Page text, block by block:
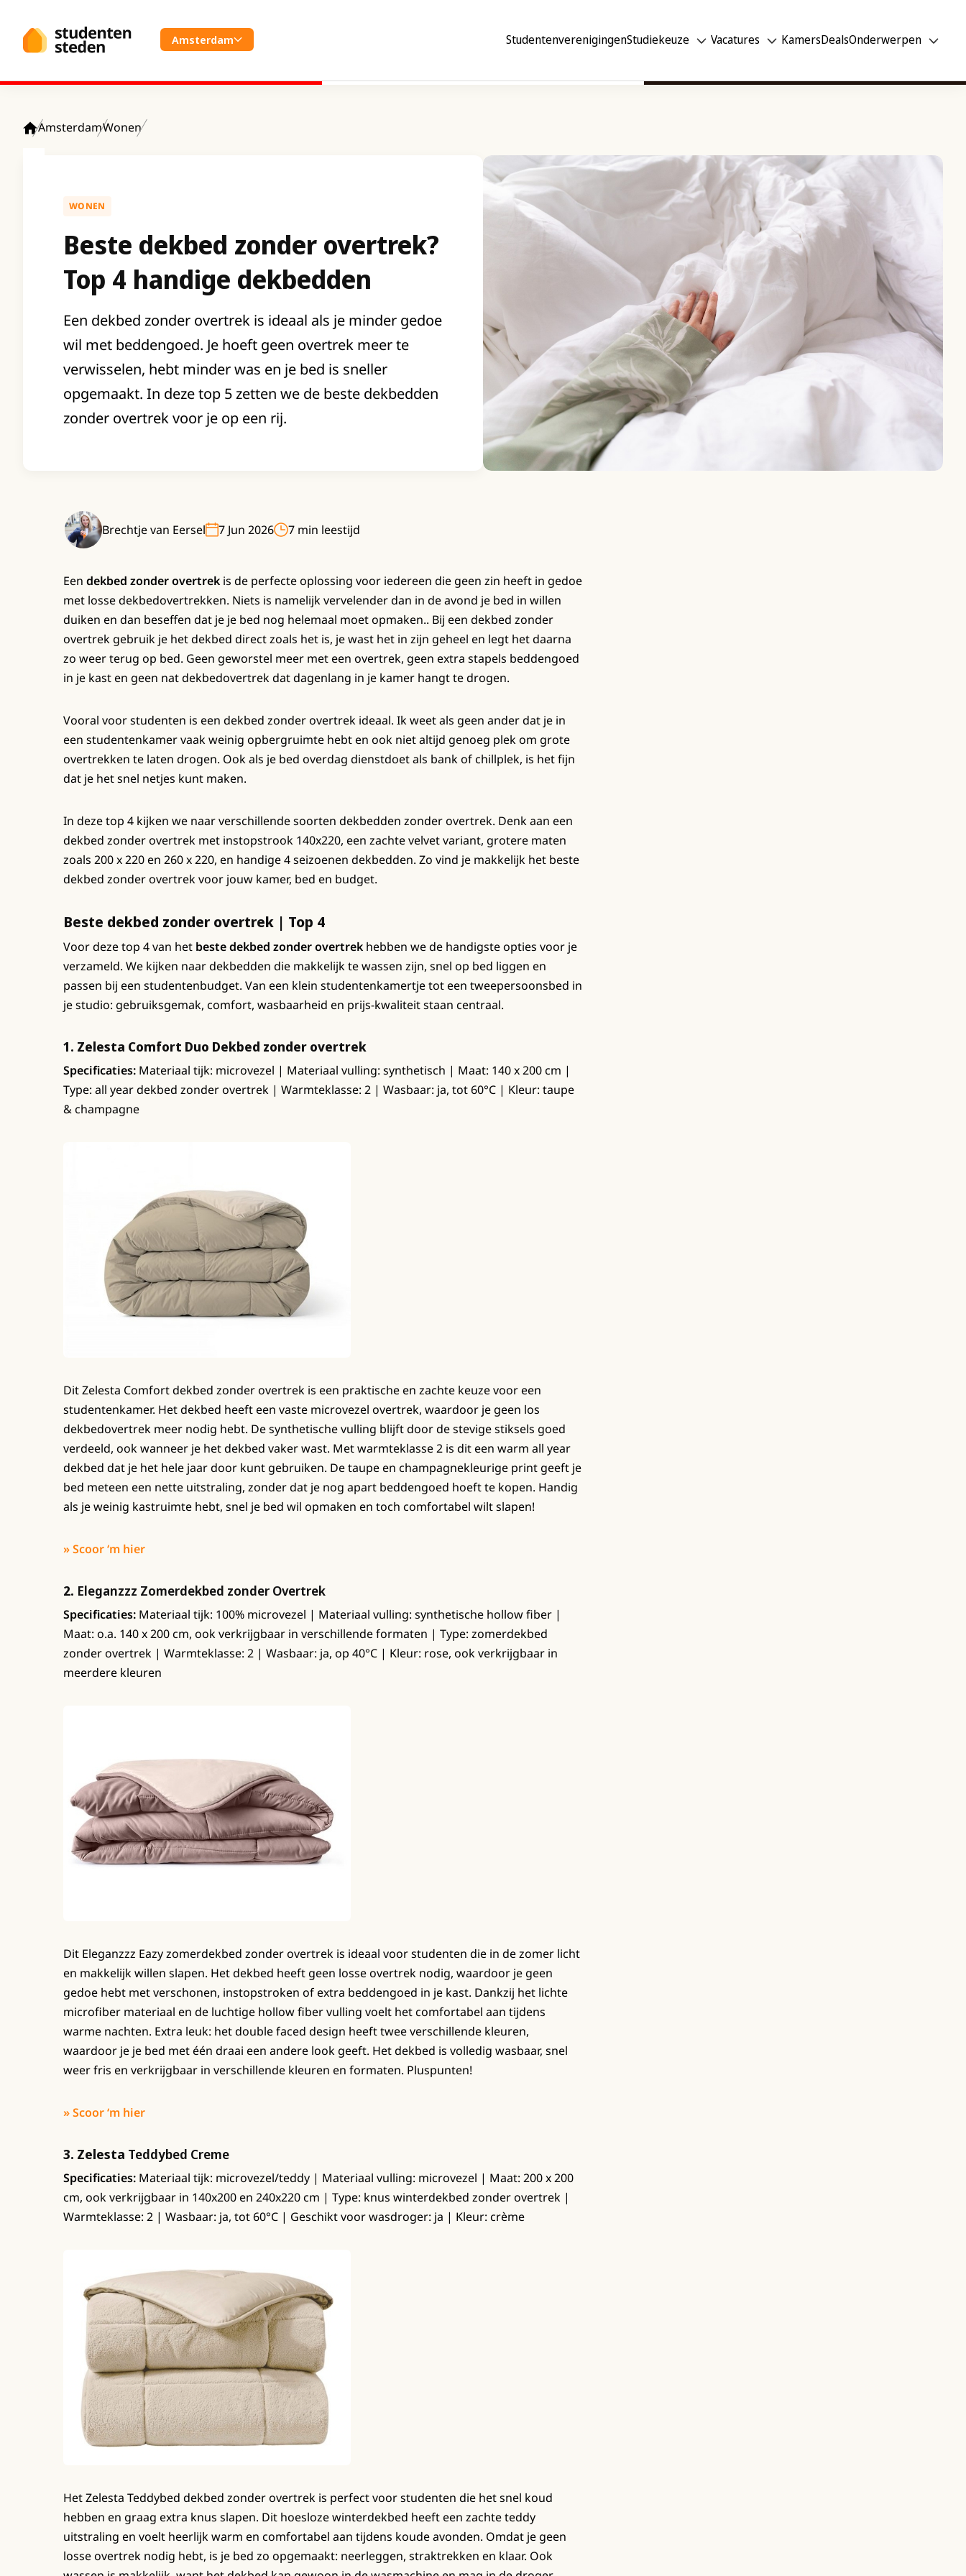
Amsterdam StudentenverenigingenStudiekeuze Vacatures KamersDealsOnderwerpen
AmsterdamWonen
WONEN
Beste dekbed zonder overtrek?
Top 4 handige dekbedden
Een dekbed zonder overtrek is ideaal als je minder gedoe
wil met beddengoed. Je hoeft geen overtrek meer te
verwisselen, hebt minder was en je bed is sneller
opgemaakt. In deze top 5 zetten we de beste dekbedden
zonder overtrek voor je op een rij.
Brechtje van Eersel 7 Jun 2026 7 min leestijd
Een dekbed zonder overtrek is de perfecte oplossing voor iedereen die geen zin heeft in gedoe
met losse dekbedovertrekken. Niets is namelijk vervelender dan in de avond je bed in willen
duiken en dan beseffen dat je je bed nog helemaal moet opmaken.. Bij een dekbed zonder
overtrek gebruik je het dekbed direct zoals het is, je wast het in zijn geheel en legt het daarna
zo weer terug op bed. Geen geworstel meer met een overtrek, geen extra stapels beddengoed
in je kast en geen nat dekbedovertrek dat dagenlang in je kamer hangt te drogen.
Vooral voor studenten is een dekbed zonder overtrek ideaal. Ik weet als geen ander dat je in
een studentenkamer vaak weinig opbergruimte hebt en ook niet altijd genoeg plek om grote
overtrekken te laten drogen. Ook als je bed overdag dienstdoet als bank of chillplek, is het fijn
dat je het snel netjes kunt maken.
In deze top 4 kijken we naar verschillende soorten dekbedden zonder overtrek. Denk aan een
dekbed zonder overtrek met instopstrook 140x220, een zachte velvet variant, grotere maten
zoals 200 x 220 en 260 x 220, en handige 4 seizoenen dekbedden. Zo vind je makkelijk het beste
dekbed zonder overtrek voor jouw kamer, bed en budget.
Beste dekbed zonder overtrek | Top 4
Voor deze top 4 van het beste dekbed zonder overtrek hebben we de handigste opties voor je
verzameld. We kijken naar dekbedden die makkelijk te wassen zijn, snel op bed liggen en
passen bij een studentenbudget. Van een klein studentenkamertje tot een tweepersoonsbed in
je studio: gebruiksgemak, comfort, wasbaarheid en prijs-kwaliteit staan centraal.
1. Zelesta Comfort Duo Dekbed zonder overtrek
Specificaties: Materiaal tijk: microvezel | Materiaal vulling: synthetisch | Maat: 140 x 200 cm |
Type: all year dekbed zonder overtrek | Warmteklasse: 2 | Wasbaar: ja, tot 60°C | Kleur: taupe
& champagne
Dit Zelesta Comfort dekbed zonder overtrek is een praktische en zachte keuze voor een
studentenkamer. Het dekbed heeft een vaste microvezel overtrek, waardoor je geen los
dekbedovertrek meer nodig hebt. De synthetische vulling blijft door de stevige stiksels goed
verdeeld, ook wanneer je het dekbed vaker wast. Met warmteklasse 2 is dit een warm all year
dekbed dat je het hele jaar door kunt gebruiken. De taupe en champagnekleurige print geeft je
bed meteen een nette uitstraling, zonder dat je nog apart beddengoed hoeft te kopen. Handig
als je weinig kastruimte hebt, snel je bed wil opmaken en toch comfortabel wilt slapen!
» Scoor ‘m hier
2. Eleganzzz Zomerdekbed zonder Overtrek
Specificaties: Materiaal tijk: 100% microvezel | Materiaal vulling: synthetische hollow fiber |
Maat: o.a. 140 x 200 cm, ook verkrijgbaar in verschillende formaten | Type: zomerdekbed
zonder overtrek | Warmteklasse: 2 | Wasbaar: ja, op 40°C | Kleur: rose, ook verkrijgbaar in
meerdere kleuren
Dit Eleganzzz Eazy zomerdekbed zonder overtrek is ideaal voor studenten die in de zomer licht
en makkelijk willen slapen. Het dekbed heeft geen losse overtrek nodig, waardoor je geen
gedoe hebt met verschonen, instopstroken of extra beddengoed in je kast. Dankzij het lichte
microfiber materiaal en de luchtige hollow fiber vulling voelt het comfortabel aan tijdens
warme nachten. Extra leuk: het double faced design heeft twee verschillende kleuren,
waardoor je je bed met één draai een andere look geeft. Het dekbed is volledig wasbaar, snel
weer fris en verkrijgbaar in verschillende kleuren en formaten. Pluspunten!
» Scoor ‘m hier
3. Zelesta Teddybed Creme
Specificaties: Materiaal tijk: microvezel/teddy | Materiaal vulling: microvezel | Maat: 200 x 200
cm, ook verkrijgbaar in 140x200 en 240x220 cm | Type: knus winterdekbed zonder overtrek |
Warmteklasse: 2 | Wasbaar: ja, tot 60°C | Geschikt voor wasdroger: ja | Kleur: crème
Het Zelesta Teddybed dekbed zonder overtrek is perfect voor studenten die het snel koud
hebben en graag extra knus slapen. Dit hoesloze winterdekbed heeft een zachte teddy
uitstraling en voelt heerlijk warm en comfortabel aan tijdens koude avonden. Omdat je geen
losse overtrek nodig hebt, is je bed zo opgemaakt: neerleggen, straktrekken en klaar. Ook